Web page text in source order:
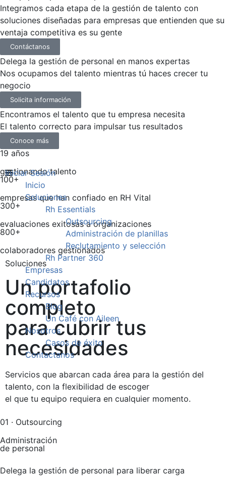
Iniciar Sesión
Inicio
Soluciones
Rh Essentials
Outsourcing
Administración de planillas
Reclutamiento y selección
Rh Partner 360
Empresas
Candidatos
Recursos
Blog
Un Café con Aileen
Nosotros
Casos de éxito
Contactanos
Integramos cada etapa de la gestión de talento con
soluciones diseñadas para empresas que entienden que su
ventaja competitiva es su gente
Contáctanos
Delega la gestión de personal en manos expertas
Nos ocupamos del talento mientras tú haces crecer tu
negocio
Solicita información
Encontramos el talento que tu empresa necesita
El talento correcto para impulsar tus resultados
Conoce más
19 años
gestionando talento
100+
empresas que han confiado en RH Vital
300+
evaluaciones exitosas a organizaciones
800+
colaboradores gestionados
Soluciones
Un portafolio
completo
para cubrir tus
necesidades
Servicios que abarcan cada área para la gestión del
talento, con la flexibilidad de escoger
el que tu equipo requiera en cualquier momento.
01 · Outsourcing
Administración
de personal
Delega la gestión de personal para liberar carga